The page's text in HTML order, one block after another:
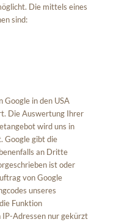
Die mittels eines
sind:
Google in den USA
Die Auswertung Ihrer
wird uns in
Google gibt die
an Dritte
ist oder
von Google
unseres
Funktion
IP-Adressen nur gekürzt